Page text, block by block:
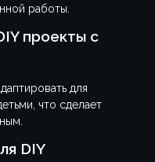
работы.
проекты с
для
что сделает
DIY